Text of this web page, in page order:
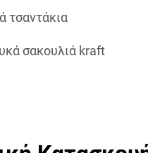
τσαντάκια
σακουλιά kraft